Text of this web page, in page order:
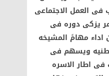
العمل الاجتماعى
يزكى دوره فى
اداء مهامً المشيخه
ويسهم فى
فى اطار الاسره